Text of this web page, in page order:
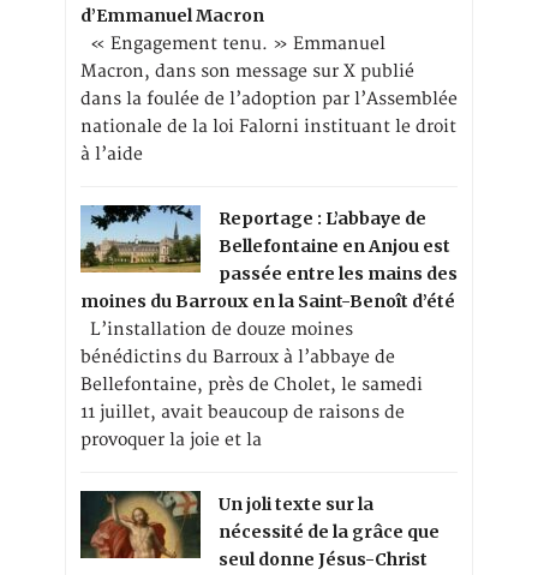
d’Emmanuel Macron
« Engagement tenu. » Emmanuel
Macron, dans son message sur X publié
dans la foulée de l’adoption par l’Assemblée
nationale de la loi Falorni instituant le droit
à l’aide
Reportage : L’abbaye de
Bellefontaine en Anjou est
passée entre les mains des
moines du Barroux en la Saint-Benoît d’été
L’installation de douze moines
bénédictins du Barroux à l’abbaye de
Bellefontaine, près de Cholet, le samedi
11 juillet, avait beaucoup de raisons de
provoquer la joie et la
Un joli texte sur la
nécessité de la grâce que
seul donne Jésus-Christ